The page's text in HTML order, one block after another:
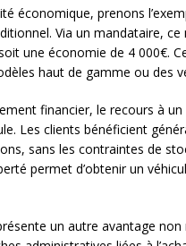
économique, prenons
Via un mandataire,
une économie de 4 000€.
haut de gamme ou des
financier, le recours à
Les clients bénéficient
sans les contraintes de
permet d’obtenir un
un autre avantage